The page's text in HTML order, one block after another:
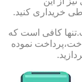
خریداری کنید.
کافی است که
نموده